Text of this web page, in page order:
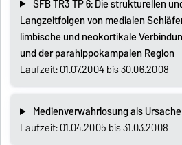
SFB TR3 TP 6: Die strukturellen
Langzeitfolgen von medialen
limbische und neokortikale
und der parahippokampalen Region
Laufzeit: 01.07.2004 bis 30.06.2008
Medienverwahrlosung als
Laufzeit: 01.04.2005 bis 31.03.2008